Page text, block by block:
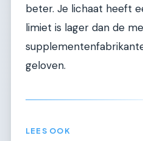
beter. Je lichaat heeft
limiet is lager dan de
geloven.
LEES OOK